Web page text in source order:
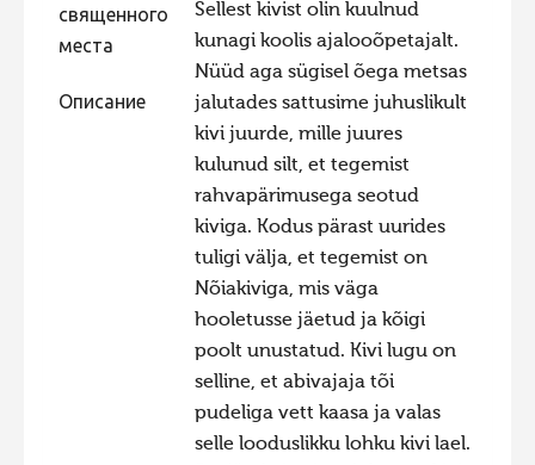
Фотоконкурс 2008
священного
места
Описание
Sellest kivist olin kuulnud
kunagi koolis ajalooõpetajalt.
Nüüd aga sügisel õega metsas
jalutades sattusime juhuslikult
kivi juurde, mille juures
kulunud silt, et tegemist
rahvapärimusega seotud
kiviga. Kodus pärast uurides
tuligi välja, et tegemist on
Nõiakiviga, mis väga
hooletusse jäetud ja kõigi
poolt unustatud. Kivi lugu on
selline, et abivajaja tõi
pudeliga vett kaasa ja valas
selle looduslikku lohku kivi lael.